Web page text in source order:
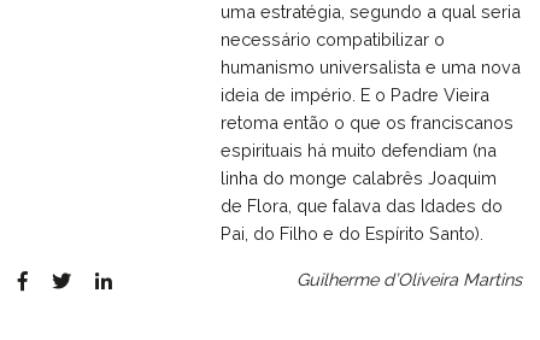
uma estratégia, segundo a qual seria
necessário compatibilizar o
humanismo universalista e uma nova
ideia de império. E o Padre Vieira
retoma então o que os franciscanos
espirituais há muito defendiam (na
linha do monge calabrês Joaquim
de Flora, que falava das Idades do
Pai, do Filho e do Espírito Santo).
Guilherme d’Oliveira Martins